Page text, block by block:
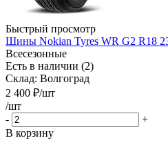
Быстрый просмотр
Шины Nokian Tyres WR G2 R18
Всесезонные
Есть в наличии (2)
Склад: Волгоград
2 400 ₽/шт
/шт
-
+
В корзину